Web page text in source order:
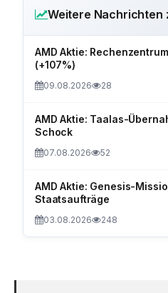
Weitere Nachrichten
AMD Aktie:
(+107%)
09.08.2026 28
AMD Aktie: Taalas-
Schock
07.08.2026 52
AMD Aktie: Genesis-
Staatsaufträge
03.08.2026 248